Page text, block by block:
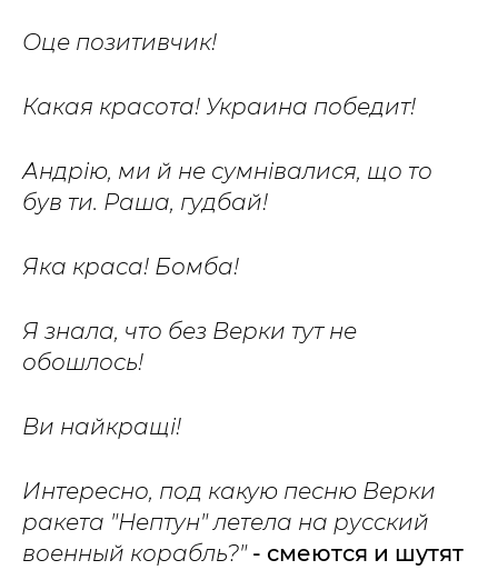
Оце позитивчик!
Какая красота! Украина победит!
Андрію, ми й не сумнівалися, що то
був ти. Раша, гудбай!
Яка краса! Бомба!
Я знала, что без Верки тут не
обошлось!
Ви найкращі!
Интересно, под какую песню Верки
ракета "Нептун" летела на русский
военный корабль?"- смеются и шутят